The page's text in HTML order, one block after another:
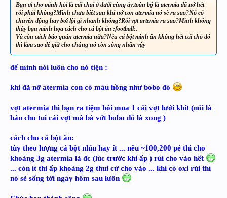
Bạn ơi cho mình hỏi là cái chai ở dưới cùng ấy,toàn bộ là atermia đã nở hết
rồi phải không?Mình chưa biết sau khi nở con atermia nó sẽ ra sao?Nó có
chuyển động hay bơi lội gì nhanh không?Rồi vợt artemia ra sao?Mình không
thấy bạn minh họa cách cho cá bột ăn :football:.
Và còn cách bảo quản atermia nữa?Nếu cá bột mình ăn không hết cái chỗ đó
thì làm sao để giữ cho chúng nó còn sống nhăn vậy
để mình nói luôn cho nó tiện :
khi đã nỡ atermia con có màu hồng như bobo đó
vợt atermia thì bạn ra tiệm hỏi mua 1 cái vợt lưới khít (nói là
bán cho tui cái vợt mà bà vớt bobo đó là xong )
cách cho cá bột ăn:
tùy theo lượng cá bột nhìu hay ít ... nếu ~100,200 pé thì cho
khoảng 3g atermia là đc (lúc trước khi ấp ) rùi cho vào hết
... còn ít thì ấp khoảng 2g thui cứ cho vào ... khi có oxi rùi thì
nó sẽ sống tới ngày hôm sau lưôn